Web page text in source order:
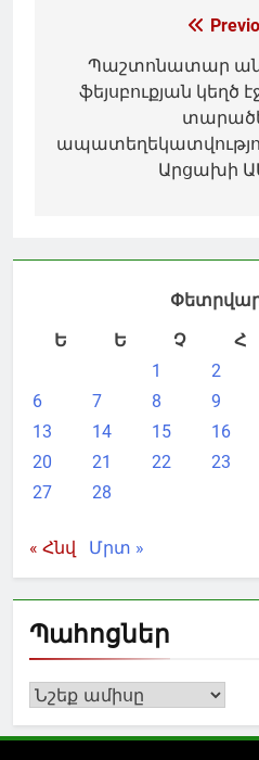
Գրառումների
նավարկումը
Պաշտոնատար
ֆեյսբուքյան կեղծ
Արցախի
Ե
Ե Չ Հ
1
2
6
7 8 9
13
14 15 16
20
21 22 23
27
28
« Հնվ Մրտ »
Պահոցներ
Պահոցներ